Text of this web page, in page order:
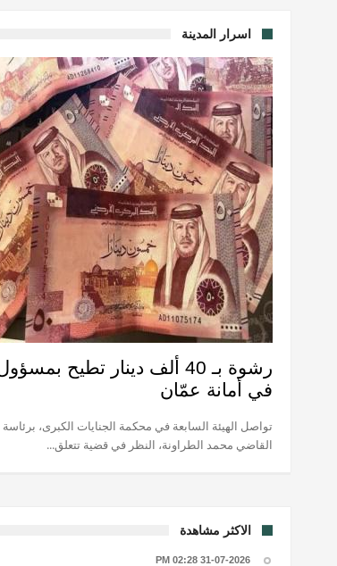
اسرار المدينة
رشوة بـ 40 ألف دينار تطيح
في أمانة عمّان
تواصل الهيئة السابعة في محكمة الجنايات الكبرى، برئاسة
القاضي محمد الطراونة، النظر في قضية تتعلق...
الاكثر مشاهدة
31-07-2026 02:28 PM